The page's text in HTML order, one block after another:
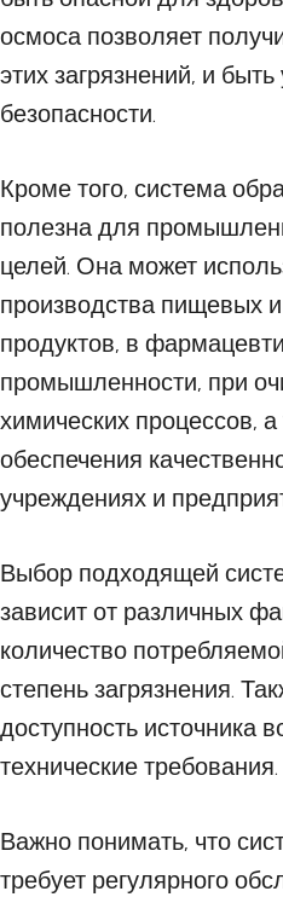
осмоса позволяет
этих загрязнений, и
безопасности.
Кроме того, система
полезна для
целей. Она может
производства пищевых
продуктов, в
промышленности, при
химических процессов,
обеспечения
учреждениях и
Выбор подходящей
зависит от различных
количество
степень загрязнения.
доступность источника
технические требования.
Важно понимать, что
требует регулярного